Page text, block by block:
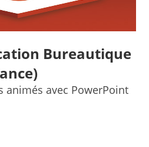
Bureautique
animés avec PowerPoint